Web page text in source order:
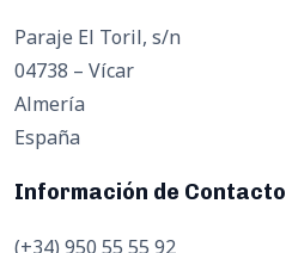
Paraje El Toril, s/n
04738 – Vícar
Almería
España
Información de Contacto
(+34) 950 55 55 92